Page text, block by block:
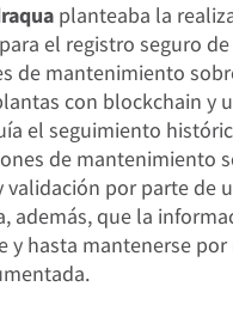
planteaba la
el registro seguro
de mantenimiento
con blockchain y
el seguimiento
de mantenimiento
validación por parte de
además, que la
y hasta mantenerse